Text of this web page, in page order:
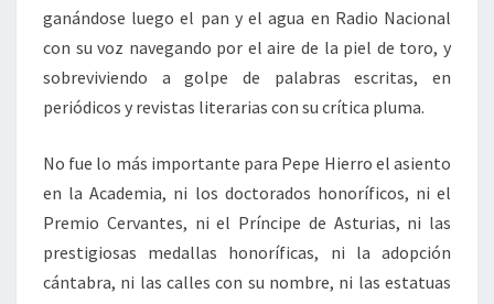
ganándose luego el pan y el agua en Radio Nacional
con su voz navegando por el aire de la piel de toro, y
sobreviviendo a golpe de palabras escritas, en
periódicos y revistas literarias con su crítica pluma.
No fue lo más importante para Pepe Hierro el asiento
en la Academia, ni los doctorados honoríficos, ni el
Premio Cervantes, ni el Príncipe de Asturias, ni las
prestigiosas medallas honoríficas, ni la adopción
cántabra, ni las calles con su nombre, ni las estatuas